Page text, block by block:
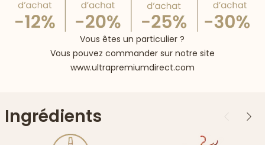
Vous êtes un particulier ?
Vous pouvez commander sur notre site
www.ultrapremiumdirect.com
Ingrédients Précédent